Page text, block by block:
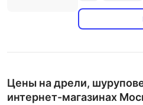
Цены на дрели,
интернет-магазинах